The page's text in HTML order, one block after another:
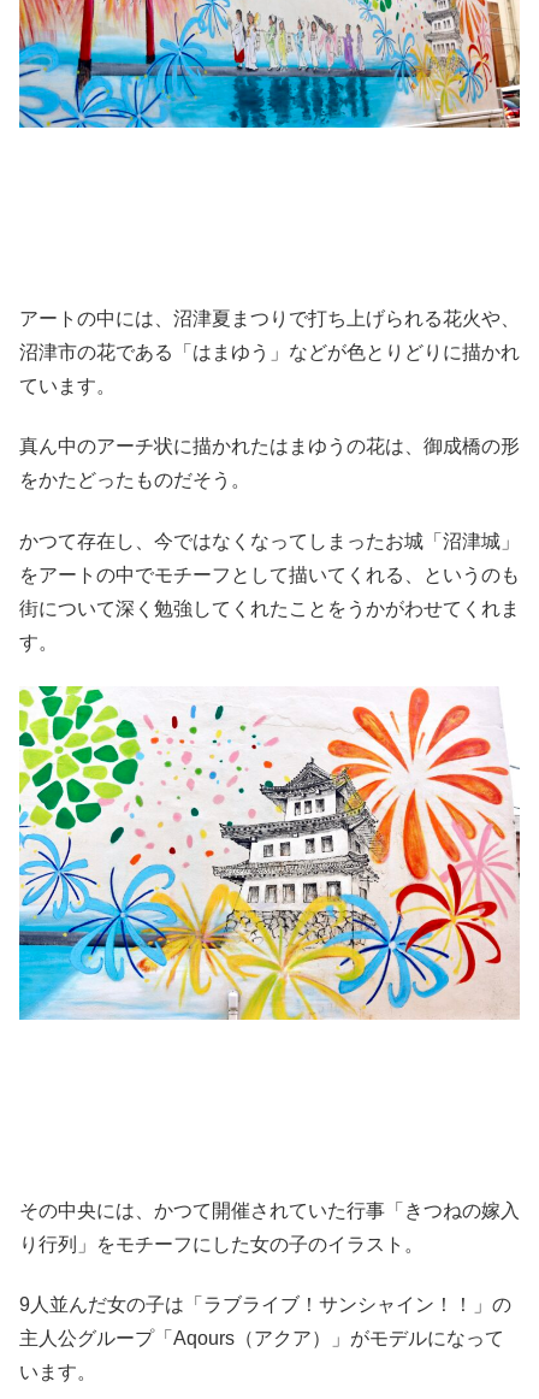
アートの中には、沼津夏まつりで打ち上げられる花火や、
沼津市の花である「はまゆう」などが色とりどりに描かれ
ています。
真ん中のアーチ状に描かれたはまゆうの花は、御成橋の形
をかたどったものだそう。
かつて存在し、今ではなくなってしまったお城「沼津城」
をアートの中でモチーフとして描いてくれる、というのも
街について深く勉強してくれたことをうかがわせてくれま
す。
その中央には、かつて開催されていた行事「きつねの嫁入
り行列」をモチーフにした女の子のイラスト。
9人並んだ女の子は「ラブライブ！サンシャイン！！」の
主人公グループ「Aqours（アクア）」がモデルになって
います。